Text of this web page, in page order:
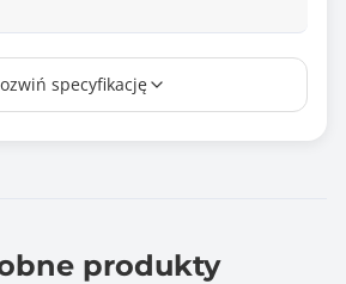
specyfikację
produkty